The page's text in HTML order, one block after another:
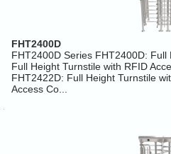
FHT2400D
FHT2400D Series FHT2400D: Full
Full Height Turnstile with RFID
FHT2422D: Full Height Turnstile
Access Co...